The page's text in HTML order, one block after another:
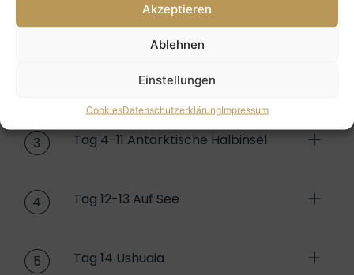
Akzeptieren
Ablehnen
Einstellungen
CookiesDatenschutzerklärungImpressum
1
Tag 2-3 Auf See
3 Tag 4-11 Antarktische Halbinsel
4 Tag 12-13 Auf See
5 Tag 14 Ushuaia